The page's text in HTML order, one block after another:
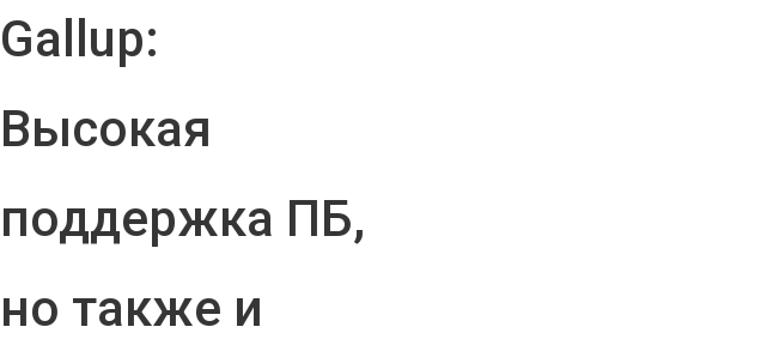
Gallup:
Высокая
поддержка ПБ,
но также и